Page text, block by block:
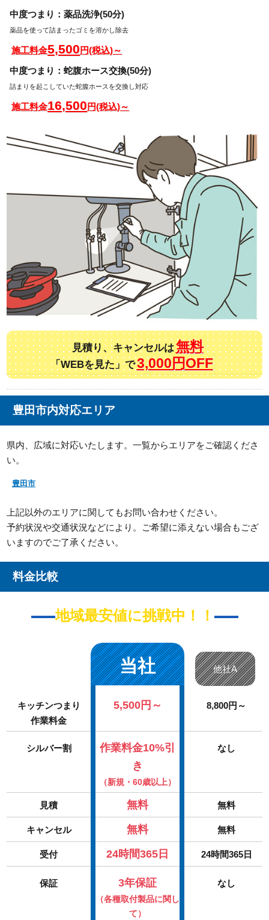
中度つまり：薬品洗浄(50分)
薬品を使って詰まったゴミを溶かし除去
施工料金5,500円(税込)～
中度つまり：蛇腹ホース交換(50分)
詰まりを起こしていた蛇腹ホースを交換し対応
施工料金16,500円(税込)～
見積り、キャンセルは 無料
「WEBを見た」で3,000円OFF
豊田市内対応エリア
県内、広域に対応いたします。一覧からエリアをご確認くださ
い。
豊田市
上記以外のエリアに関してもお問い合わせください。
予約状況や交通状況などにより。ご希望に添えない場合もござ
いますのでご了承ください。
料金比較
地域最安値に挑戦中！！
当社 他社A
キッチンつまり
作業料金
5,500円～ 8,800円～
シルバー割
作業料金10%引
き
（新規・60歳以上）
なし
見積 無料 無料
キャンセル 無料 無料
受付 24時間365日 24時間365日
保証 3年保証
（各種取付製品に関し
て）
なし